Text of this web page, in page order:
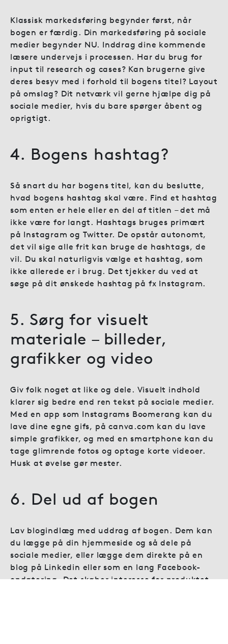
Klassisk markedsføring begynder først, når
bogen er færdig. Din markedsføring på sociale
medier begynder NU. Inddrag dine kommende
læsere undervejs i processen. Har du brug for
input til research og cases? Kan brugerne give
deres besyv med i forhold til bogens titel? Layout
på omslag? Dit netværk vil gerne hjælpe dig på
sociale medier, hvis du bare spørger åbent og
oprigtigt.
4. Bogens hashtag?
Så snart du har bogens titel, kan du beslutte,
hvad bogens hashtag skal være. Find et hashtag
som enten er hele eller en del af titlen – det må
ikke være for langt. Hashtags bruges primært
på Instagram og Twitter. De opstår autonomt,
det vil sige alle frit kan bruge de hashtags, de
vil. Du skal naturligvis vælge et hashtag, som
ikke allerede er i brug. Det tjekker du ved at
søge på dit ønskede hashtag på fx Instagram.
5. Sørg for visuelt
materiale – billeder,
grafikker og video
Giv folk noget at like og dele. Visuelt indhold
klarer sig bedre end ren tekst på sociale medier.
Med en app som Instagrams Boomerang kan du
lave dine egne gifs, på canva.com kan du lave
simple grafikker, og med en smartphone kan du
tage glimrende fotos og optage korte videoer.
Husk at øvelse gør mester.
6. Del ud af bogen
Lav blogindlæg med uddrag af bogen. Dem kan
du lægge på din hjemmeside og så dele på
sociale medier, eller lægge dem direkte på en
blog på Linkedin eller som en lang Facebook-
opdatering. Det skaber interesse for produktet